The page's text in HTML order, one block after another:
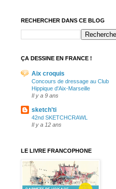
RECHERCHER DANS CE BLOG
ÇA DESSINE EN FRANCE !
Aix croquis
Concours de dressage au Club
Hippique d'Aix-Marseille
Il y a 9 ans
sketch'ti
42nd SKETCHCRAWL
Il y a 12 ans
LE LIVRE FRANCOPHONE